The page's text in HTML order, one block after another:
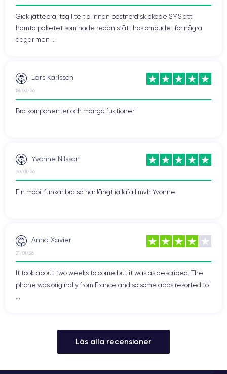
Gick jättebra, tog lite tid innan postnord skickade SMS att
hämta paketet som hade redan stått hos ombudet för några
dagar men ...
Lars Karlsson
18/02/26
Bra komponenter och många fuktioner
Yvonne Nilsson
30/01/26
Fin mobil funkar bra så här långt iallafall mvh Yvonne
Anna Xavier
21/01/26
It took about two weeks to come but it was as described. The
phone was originally from France and so some apps resorted to
Läs alla recensioner